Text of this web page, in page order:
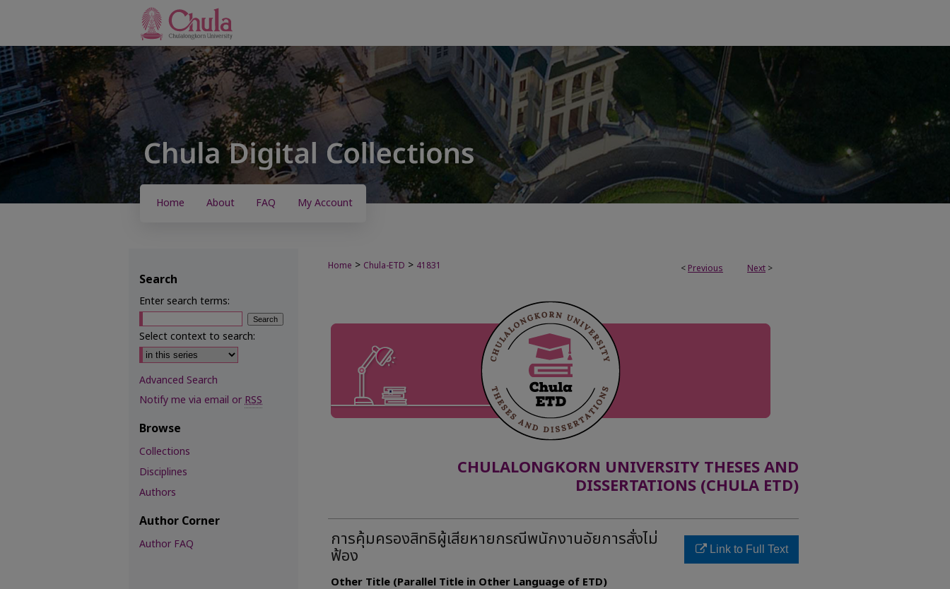
Home About FAQ My Account
< Previous Next >
Home > Chula-ETD > 41831
CHULALONGKORN UNIVERSITY THESES AND
DISSERTATIONS (CHULA ETD)
การคุ้มครองสิทธิผู้เสียหายกรณีพนักงานอัยการสั่งไม่
ฟ้อง
Other Title (Parallel Title in Other Language of ETD)
Link to Full Text
Search
Enter search terms:
Select context to search:
Advanced Search
Notify me via email orRSS
Browse
Collections
Disciplines
Authors
Author Corner
Author FAQ